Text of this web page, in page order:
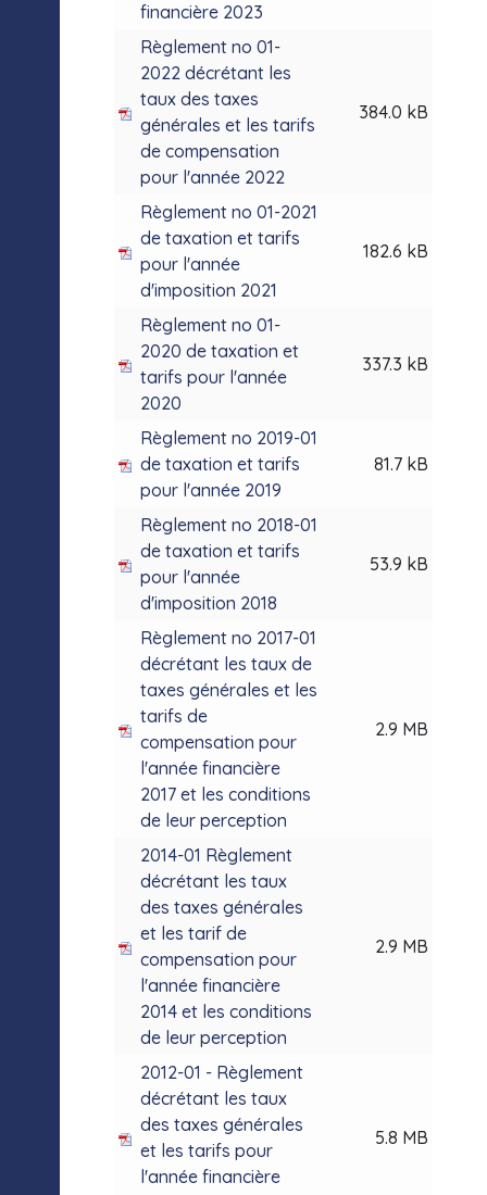
financière 2023
Règlement no 01-
2022 décrétant les
taux des taxes
générales et les tarifs
de compensation
pour l'année 2022
384.0 kB
Règlement no 01-2021
de taxation et tarifs
pour l'année
d'imposition 2021
182.6 kB
Règlement no 01-
2020 de taxation et
tarifs pour l'année
2020
337.3 kB
Règlement no 2019-01
de taxation et tarifs
pour l'année 2019
81.7 kB
Règlement no 2018-01
de taxation et tarifs
pour l'année
d'imposition 2018
53.9 kB
Règlement no 2017-01
décrétant les taux de
taxes générales et les
tarifs de
compensation pour
l'année financière
2017 et les conditions
de leur perception
2.9 MB
2014-01 Règlement
décrétant les taux
des taxes générales
et les tarif de
compensation pour
l'année financière
2014 et les conditions
de leur perception
2.9 MB
2012-01 - Règlement
décrétant les taux
des taxes générales
et les tarifs pour
l'année financière
5.8 MB